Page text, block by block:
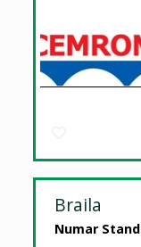
Braila
Numar Stand